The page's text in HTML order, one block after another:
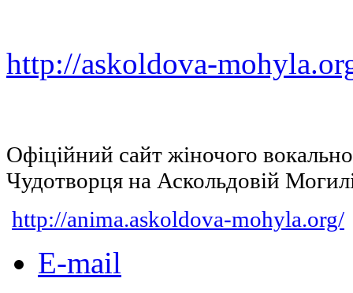
http://askoldova-
Офіційний сайт жіночого
Чудотворця на Аскольдовій
http://anima.askoldova-mohyla.org/
E-mail